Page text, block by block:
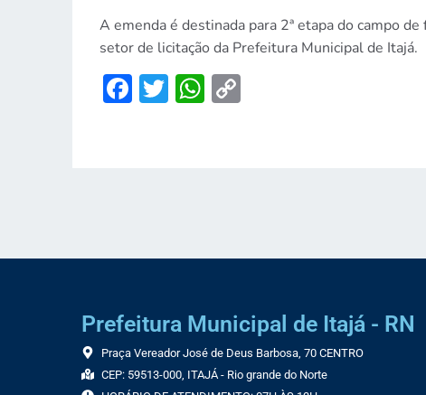
A emenda é destinada para 2ª etapa do campo
setor de licitação da Prefeitura Municipal de Itajá.
Facebook
TwitterWhatsApp
Copy
Prefeitura Municipal de Itajá - RN
Praça Vereador José de Deus Barbosa, 70 CENTRO
CEP: 59513-000, ITAJÁ - Rio grande do Norte